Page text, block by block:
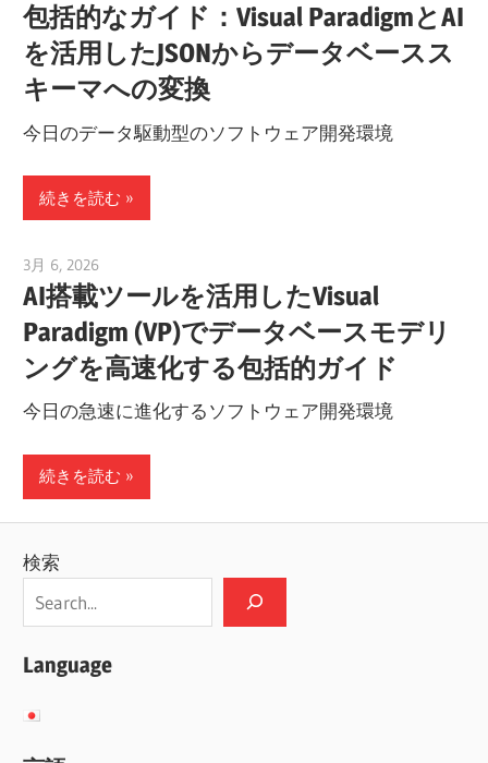
包括的なガイド：Visual ParadigmとAI
を活用したJSONからデータベースス
キーマへの変換
今日のデータ駆動型のソフトウェア開発環境
続きを読む
3月 6, 2026
AI搭載ツールを活用したVisual
Paradigm (VP)でデータベースモデリ
ングを高速化する包括的ガイド
今日の急速に進化するソフトウェア開発環境
続きを読む
検索
Language